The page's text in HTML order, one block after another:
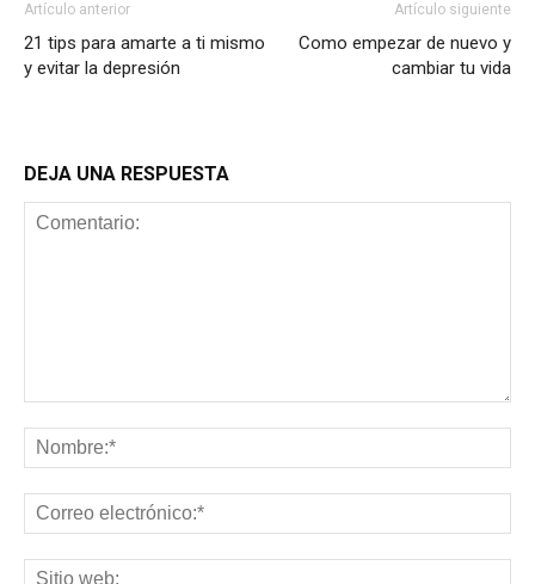
Artículo anterior
21 tips para amarte a ti mismo
y evitar la depresión
Artículo siguiente
Como empezar de nuevo y
cambiar tu vida
DEJA UNA RESPUESTA